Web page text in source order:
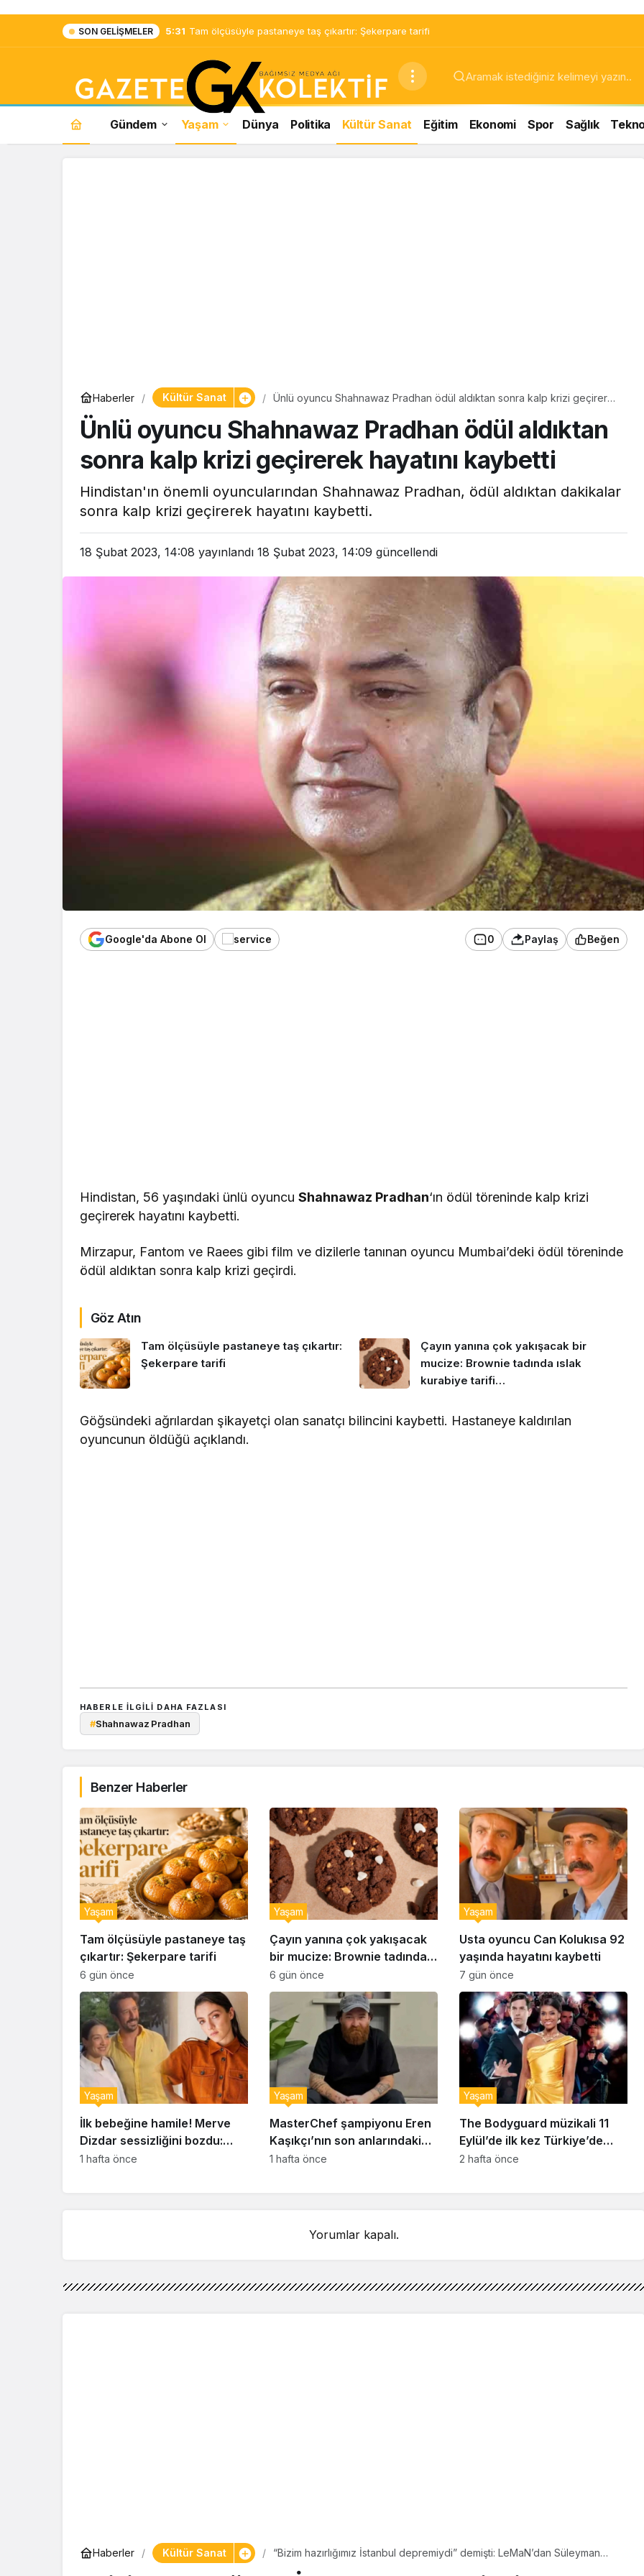
SON GELIŞMELER 5:31 Tam ölçüsüyle pastaneye taş çıkartır: Şekerpare tarifi
Gündem Yaşam Dünya Politika Kültür Sanat Eğitim Ekonomi Spor Sağlık
Haberler Kültür Sanat
Ünlü oyuncu Shahnawaz Pradhan ödül aldıktan sonra kalp krizi geçirerek
Ünlü oyuncu Shahnawaz Pradhan ödül aldıktan
sonra kalp krizi geçirerek hayatını kaybetti
Hindistan'ın önemli oyuncularından Shahnawaz Pradhan, ödül aldıktan dakikalar
sonra kalp krizi geçirerek hayatını kaybetti.
18 Şubat 2023, 14:08 yayınlandı 18 Şubat 2023, 14:09 güncellendi
Google'da Abone Ol 0 Paylaş Beğen
Hindistan, 56 yaşındaki ünlü oyuncuShahnawaz Pradhan‘ın ödül töreninde kalp krizi
geçirerek hayatını kaybetti.
Mirzapur, Fantom ve Raees gibi film ve dizilerle tanınan oyuncu Mumbai’deki ödül töreninde
ödül aldıktan sonra kalp krizi geçirdi.
Göz Atın
Tam ölçüsüyle pastaneye taş çıkartır:
Şekerpare tarifi
Çayın yanına çok yakışacak bir
mucize: Brownie tadında ıslak
kurabiye tarifi…
Göğsündeki ağrılardan şikayetçi olan sanatçı bilincini kaybetti. Hastaneye kaldırılan
oyuncunun öldüğü açıklandı.
HABERLE ILGILI DAHA FAZLASI
#Shahnawaz Pradhan
Benzer Haberler
Tam ölçüsüyle pastaneye taş
çıkartır: Şekerpare tarifi
Yaşam
6 gün önce
Çayın yanına çok yakışacak
bir mucize: Brownie tadında
ıslak kurabiye tarifi…
Yaşam
6 gün önce
Usta oyuncu Can Kolukısa 92
yaşında hayatını kaybetti
Yaşam
7 gün önce
İlk bebeğine hamile! Merve
Dizdar sessizliğini bozdu:
‘İsim bulmak çok zor’
Yaşam
1 hafta önce
MasterChef şampiyonu Eren
Kaşıkçı’nın son anlarındaki
kahreden detay ortaya çıktı
Yaşam
1 hafta önce
The Bodyguard müzikali 11
Eylül’de ilk kez Türkiye’de
sahnelenecek
Yaşam
2 hafta önce
Yorumlar kapalı.
Yaşam
Tam ölçüsüyle
pastaneye taş çıkartır:
Şekerpare tarifi
Çayın yanına çok
yakışacak bir mucize:
Brownie tadında ıslak
kurabiye tarifi…
Haberler Kültür Sanat
“Bizim hazırlığımız İstanbul depremiydi” demişti: LeMaN’dan Süleyman